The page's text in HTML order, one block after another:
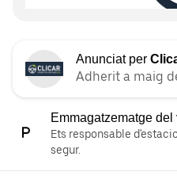
Anunciat per
Adherit a maig
Emmagatzematge del
Ets responsable
segur.